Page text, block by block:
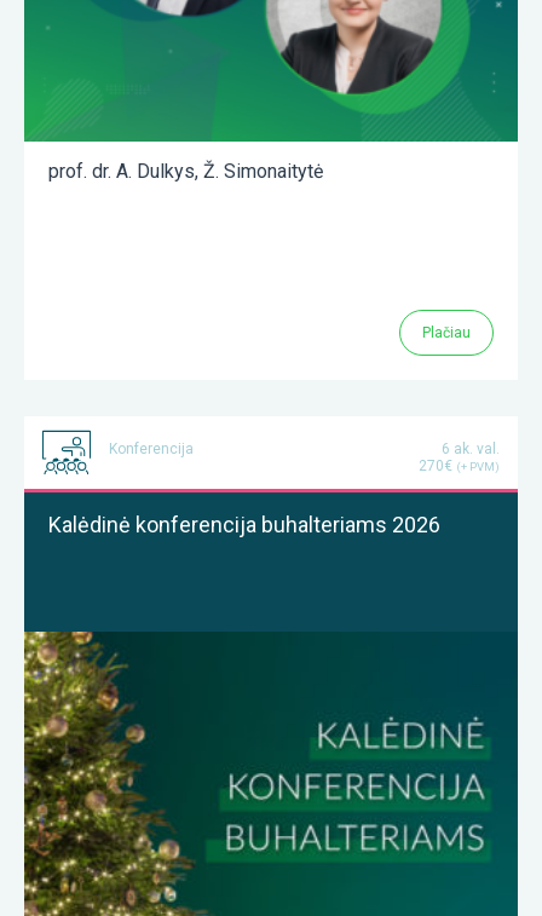
prof. dr. A. Dulkys, Ž. Simonaitytė
Plačiau
Konferencija
6 ak. val.
270€ (+ PVM)
Kalėdinė konferencija buhalteriams 2026